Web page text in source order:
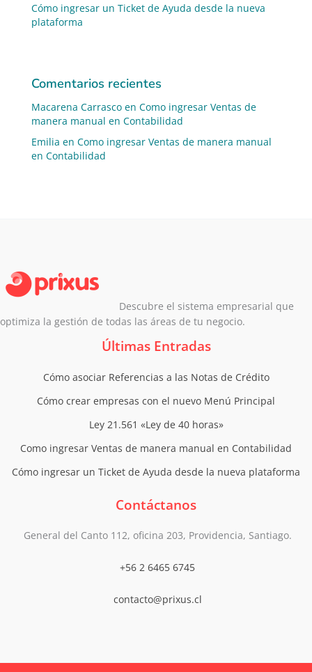
Cómo ingresar un Ticket de Ayuda desde la nueva
plataforma
Comentarios recientes
Macarena Carrasco en Como ingresar Ventas de
manera manual en Contabilidad
Emilia en Como ingresar Ventas de manera manual
en Contabilidad
Descubre el sistema empresarial que
optimiza la gestión de todas las áreas de tu negocio.
Últimas Entradas
Cómo asociar Referencias a las Notas de Crédito
Cómo crear empresas con el nuevo Menú Principal
Ley 21.561 «Ley de 40 horas»
Como ingresar Ventas de manera manual en Contabilidad
Cómo ingresar un Ticket de Ayuda desde la nueva plataforma
Contáctanos
General del Canto 112, oficina 203, Providencia, Santiago.
+56 2 6465 6745
contacto@prixus.cl